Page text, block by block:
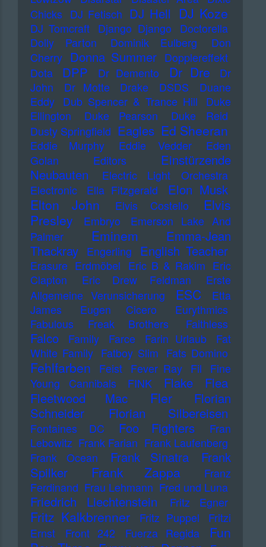
Chicks DJ Fetisch DJ Hell DJ Koze
DJ Tomcraft Django Django
Doctorella
Dolly Parton
Dominik Eulberg
Don
Cherry Donna Summer Dopplereffekt
Dota
DPP Dr Demento Dr Dre
Dr
John
Dr Motte Drake DSDS
Duane
Eddy
Dub Spencer & Trance Hill
Duke
Ellington
Duke Pearson
Duke Reid
Dusty Springfield Eagles Ed Sheeran
Eddie Murphy Eddie Vedder
Eden
Golan
Editors
Einstürzende
Neubauten
Electric Light Orchestra
Electronic
Ella Fitzgerald Elon Musk
Elton John Elvis Costello
Elvis
Presley
Embryo
Emerson Lake And
Palmer
Eminem
Emma-Jean
Thackray
Engerling English Teacher
Erasure Erdmöbel Eric B & Rakim Eric
Clapton
Eric Drew Feldman
Erste
Allgemeine Verunsicherung
ESC
Etta
James
Eugen Cicero
Eurythmics
Fabulous Freak Brothers
Faithless
Falco Family Farce Farin Urlaub
Fat
White Family Fatboy Slim Fats Domino
Fehlfarben Feist Fever Ray Fil
Fine
Young Cannibals
FINK Flake
Flea
Fleetwood Mac
Fler
Florian
Schneider
Florian Silbereisen
Fontaines DC Foo Fighters
Fran
Lebowitz Frank Farian Frank Laufenberg
Frank Ocean
Frank Sinatra
Frank
Spilker
Frank Zappa
Franz
Ferdinand Frau Lehmann Fred und Luna
Friedrich Liechtenstein Fritz Egner
Fritz Kalkbrenner Fritz Puppel
Fritzi
Ernst
Front 242 Fuerza Regida
Fun